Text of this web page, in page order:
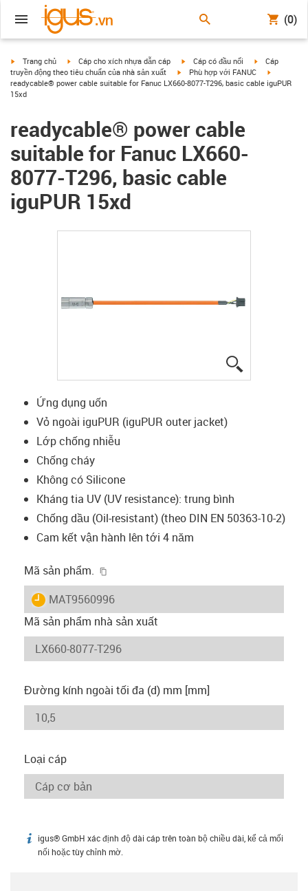
(0)
igus-icon-arrow-right
Trang chủ igus-icon-arrow-right
Cáp cho xích nhựa dẫn cáp igus-icon-arrow-right
Cáp có đầu nối igus-icon-
Cáp
truyền động theo tiêu chuẩn của nhà sản xuất
igus-icon-arrow-right
Phù hợp với FANUC
readycable® power cable suitable for Fanuc LX660-8077-T296, basic cable iguPUR
15xd
readycable® power cable
suitable for Fanuc LX660-
8077-T296, basic cable
iguPUR 15xd
Ứng dụng uốn
Vỏ ngoài iguPUR (iguPUR outer jacket)
Lớp chống nhiễu
Chống cháy
Không có Silicone
Kháng tia UV (UV resistance): trung bình
Chống dầu (Oil-resistant) (theo DIN EN 50363-10-2)
Cam kết vận hành lên tới 4 năm
Mã sản phẩm.
igus-icon-lieferzeit
MAT9560996
Mã sản phẩm nhà sản xuất
Đường kính ngoài tối đa (d) mm [mm]
Loại cáp
igus-icon-info
igus® GmbH xác định độ dài cáp trên toàn bộ chiều dài, kể cả mối
nối hoặc tùy chỉnh mờ.